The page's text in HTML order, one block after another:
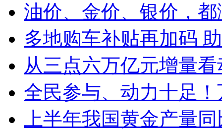
油价、金价、银价，都
多地购车补贴再加码
从三点六万亿元增量
全民参与、动力十足
上半年我国黄金产量